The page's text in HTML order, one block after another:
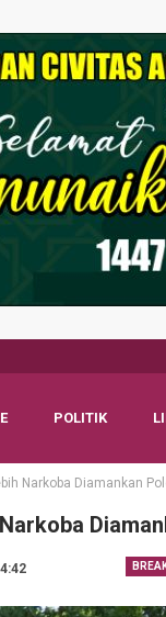
POLITIK
Narkoba Diamankan